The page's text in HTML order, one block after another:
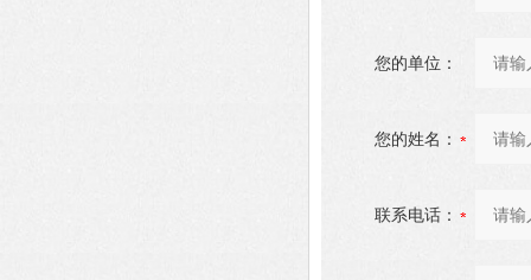
您的单位：
您的姓名：
联系电话：